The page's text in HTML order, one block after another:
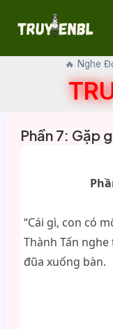
🔥 Nghe
Phần 7: Gặp
“Cái gì, con có
Thành Tấn
đũa xuống bàn.